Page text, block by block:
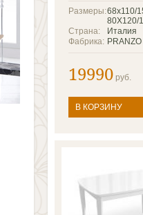
68x110/
80Х120/
Размеры:
Италия
Страна:
PRANZO
Фабрика:
19990 руб.
В КОРЗИНУ